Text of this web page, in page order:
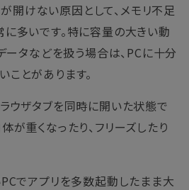
開けない原因として、メモリ不足
多いです。特に容量の大きい動
ータなどを扱う場合は、PCに十分
とがあります。
ウザタブを同時に開いた状態で
が重くなったり、フリーズしたり
でアプリを多数起動したまま大